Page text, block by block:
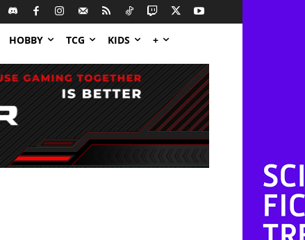
HOBBY TCG KIDS +